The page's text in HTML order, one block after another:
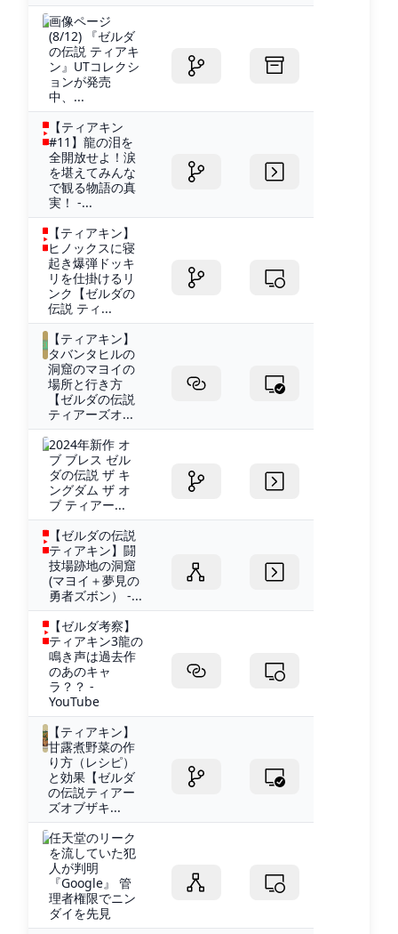
画像ページ
(8/12) 『ゼルダ
の伝説 ティアキ
ン』UTコレクシ
ョンが発売
中、...
【ティアキン
#11】龍の泪を
全開放せよ！涙
を堪えてみんな
で観る物語の真
実！ -...
【ティアキン】
ヒノックスに寝
起き爆弾ドッキ
リを仕掛けるリ
ンク【ゼルダの
伝説 ティ...
【ティアキン】
タバンタヒルの
洞窟のマヨイの
場所と行き方
【ゼルダの伝説
ティアーズオ...
2024年新作 オ
ブ ブレス ゼル
ダの伝説 ザ キ
ングダム ザ オ
ブ ティアー...
【ゼルダの伝説
ティアキン】闘
技場跡地の洞窟
(マヨイ＋夢見の
勇者ズボン） -...
【ゼルダ考察】
ティアキン3龍の
鳴き声は過去作
のあのキャ
ラ？？ -
YouTube
【ティアキン】
甘露煮野菜の作
り方（レシピ）
と効果【ゼルダ
の伝説ティアー
ズオブザキ...
任天堂のリーク
を流していた犯
人が判明
『Google』 管
理者権限でニン
ダイを先見